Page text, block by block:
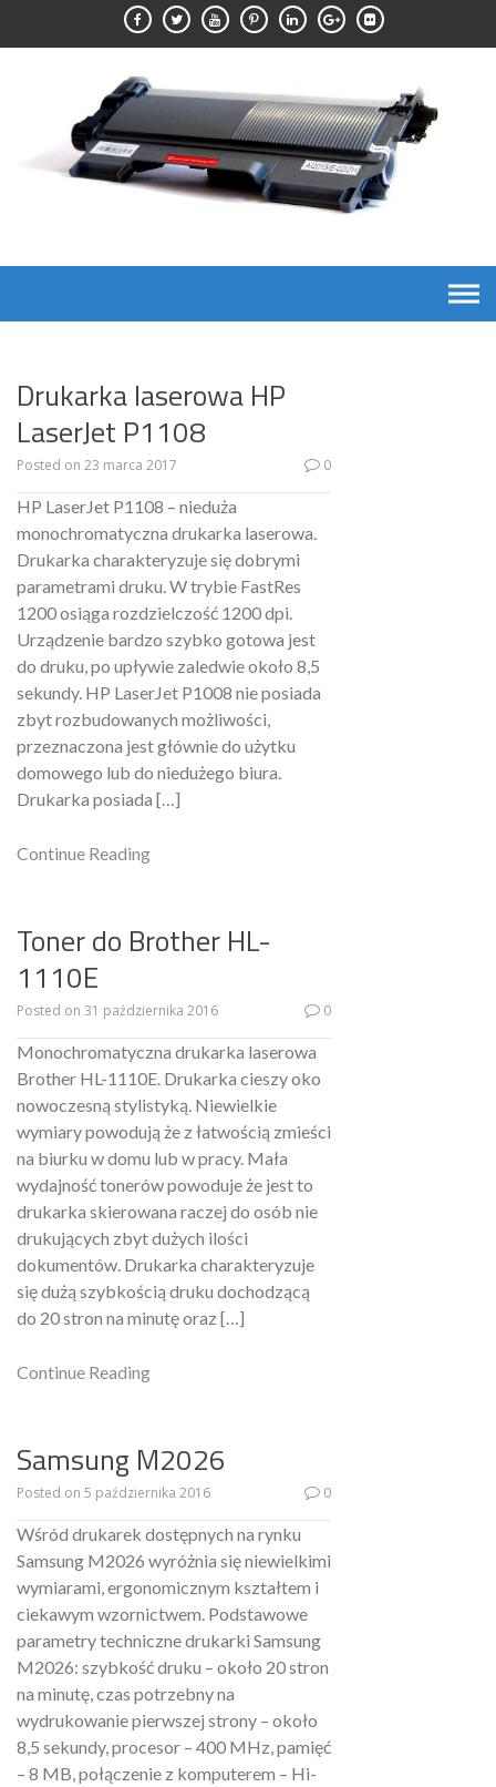
Drukarka laserowa HP
LaserJet P1108
Posted on 23 marca 2017 0
HP LaserJet P1108 – nieduża
monochromatyczna drukarka laserowa.
Drukarka charakteryzuje się dobrymi
parametrami druku. W trybie FastRes
1200 osiąga rozdzielczość 1200 dpi.
Urządzenie bardzo szybko gotowa jest
do druku, po upływie zaledwie około 8,5
sekundy. HP LaserJet P1008 nie posiada
zbyt rozbudowanych możliwości,
przeznaczona jest głównie do użytku
domowego lub do niedużego biura.
Drukarka posiada […]
Continue Reading
Toner do Brother HL-
1110E
Posted on 31 października 2016 0
Monochromatyczna drukarka laserowa
Brother HL-1110E. Drukarka cieszy oko
nowoczesną stylistyką. Niewielkie
wymiary powodują że z łatwością zmieści
na biurku w domu lub w pracy. Mała
wydajność tonerów powoduje że jest to
drukarka skierowana raczej do osób nie
drukujących zbyt dużych ilości
dokumentów. Drukarka charakteryzuje
się dużą szybkością druku dochodzącą
do 20 stron na minutę oraz […]
Continue Reading
Samsung M2026
Posted on 5 października 2016 0
Wśród drukarek dostępnych na rynku
Samsung M2026 wyróżnia się niewielkimi
wymiarami, ergonomicznym kształtem i
ciekawym wzornictwem. Podstawowe
parametry techniczne drukarki Samsung
M2026: szybkość druku – około 20 stron
na minutę, czas potrzebny na
wydrukowanie pierwszej strony – około
8,5 sekundy, procesor – 400 MHz, pamięć
– 8 MB, połączenie z komputerem – Hi-